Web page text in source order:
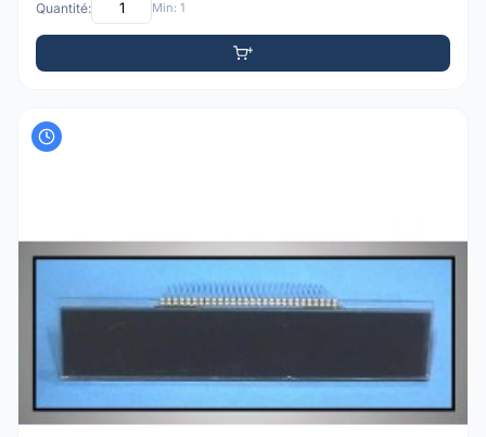
Quantité: Min: 1